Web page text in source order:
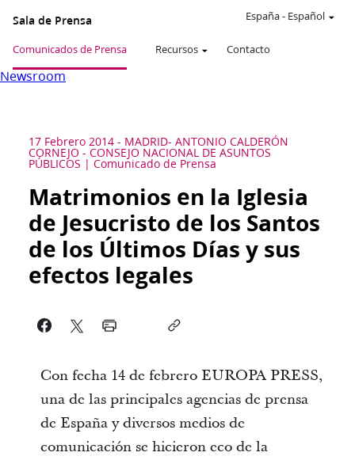
Sala de Prensa
Comunicados de Prensa Recursos Contacto
España- Español
Newsroom
17 Febrero 2014 - MADRID- ANTONIO CALDERÓN
CORNEJO - CONSEJO NACIONAL DE ASUNTOS
PÚBLICOS Comunicado de Prensa
Matrimonios en la Iglesia
de Jesucristo de los Santos
de los Últimos Días y sus
efectos legales
Con fecha 14 de febrero EUROPA PRESS,
una de las principales agencias de prensa
de España y diversos medios de
comunicación se hicieron eco de la